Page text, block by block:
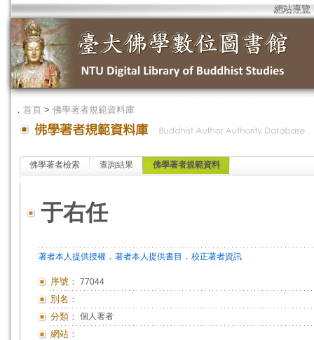
網站導覽
． 首頁 > 佛學著者規範資料庫
佛學著者檢索 查詢結果 佛學著者規範資料
于右任
著者本人提供授權 ． 著者本人提供書目 ． 校正著者資訊
序號： 77044
別名：
分類： 個人著者
網站：